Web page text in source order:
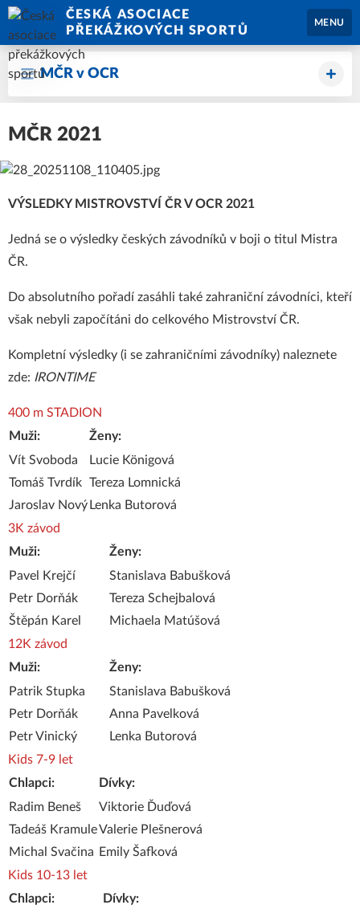
ČESKÁ ASOCIACE
PŘEKÁŽKOVÝCH SPORTŮ
MENU
MČR v OCR
MČR 2021
VÝSLEDKY MISTROVSTVÍ ČR V OCR 2021
Jedná se o výsledky českých závodníků v boji o titul Mistra
ČR.
Do absolutního pořadí zasáhli také zahraniční závodníci, kteří
však nebyli započítáni do celkového Mistrovství ČR.
Kompletní výsledky (i se zahraničními závodníky) naleznete
zde: IRONTIME
400 m STADION
Muži:
Ženy:
Vít Svoboda
Tomáš Tvrdík
Jaroslav Nový
Lucie Königová
Tereza Lomnická
Lenka Butorová
3K závod
Muži:
Ženy:
Pavel Krejčí
Petr Dorňák
Štěpán Karel
Stanislava Babušková
Tereza Schejbalová
Michaela Matúšová
12K závod
Muži:
Ženy:
Patrik Stupka
Petr Dorňák
Petr Vinický
Stanislava Babušková
Anna Pavelková
Lenka Butorová
Kids 7-9 let
Chlapci:
Dívky:
Radim Beneš
Tadeáš Kramule
Michal Svačina
Viktorie Ďuďová
Valerie Plešnerová
Emily Šafková
Kids 10-13 let
Chlapci:
Dívky: